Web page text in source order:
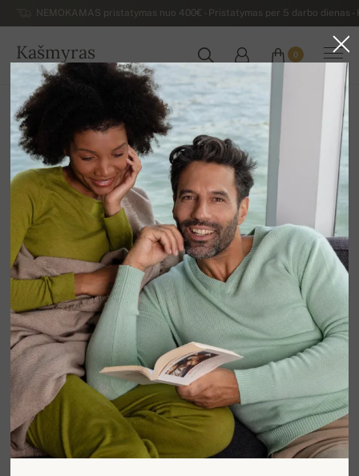
NEMOKAMAS pristatymas nuo 400€ - Pristatymas per 5 darbo dienas
Kašmyras
LIETUVA
0
Atgal
Moteriški kašmyro megztiniai
Stori, moteriški, žieminiai kašmyro megztiniai